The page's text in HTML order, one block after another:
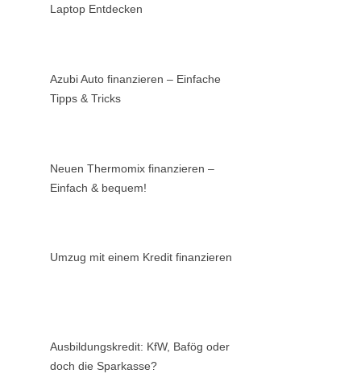
Laptop Entdecken
Azubi Auto finanzieren – Einfache
Tipps & Tricks
Neuen Thermomix finanzieren –
Einfach & bequem!
Umzug mit einem Kredit finanzieren
Ausbildungskredit: KfW, Bafög oder
doch die Sparkasse?